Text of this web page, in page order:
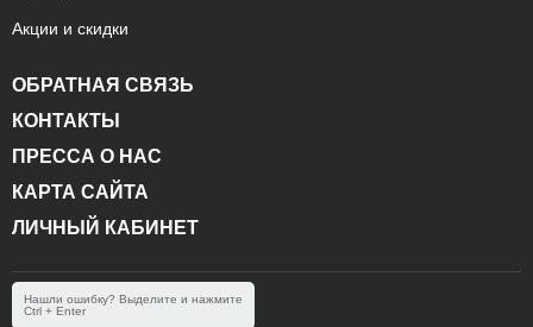
Акции и скидки
ОБРАТНАЯ СВЯЗЬ
КОНТАКТЫ
ПРЕССА О НАС
КАРТА САЙТА
ЛИЧНЫЙ КАБИНЕТ
Нашли ошибку? Выделите и нажмите
Ctrl + Enter